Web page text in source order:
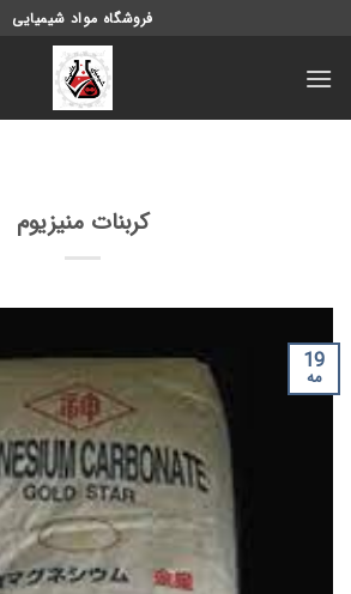
content
فروشگاه مواد شیمیایی
کربنات منیزیوم
19
مه